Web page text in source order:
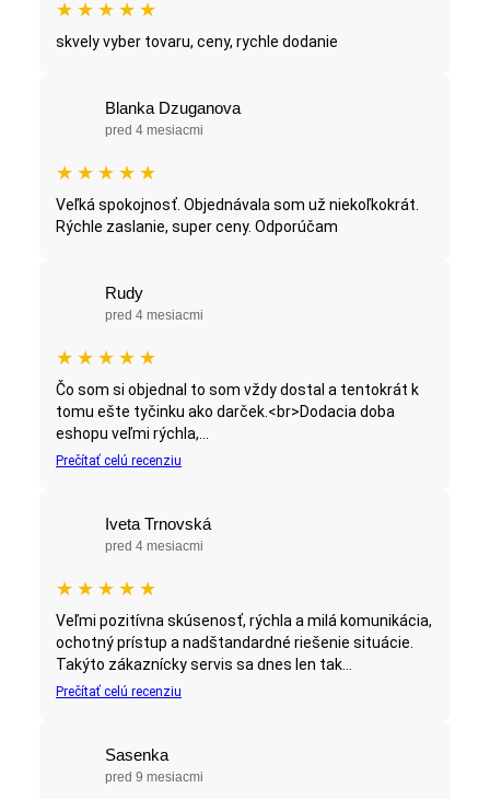
★ ★ ★ ★ ★
skvely vyber tovaru, ceny, rychle dodanie
Blanka Dzuganova
pred 4 mesiacmi
★ ★ ★ ★ ★
Veľká spokojnosť. Objednávala som už niekoľkokrát.
Rýchle zaslanie, super ceny. Odporúčam
Rudy
pred 4 mesiacmi
★ ★ ★ ★ ★
Čo som si objednal to som vždy dostal a tentokrát k
tomu ešte tyčinku ako darček.<br>Dodacia doba
eshopu veľmi rýchla,...
Prečítať celú recenziu
Iveta Trnovská
pred 4 mesiacmi
★ ★ ★ ★ ★
Veľmi pozitívna skúsenosť, rýchla a milá komunikácia,
ochotný prístup a nadštandardné riešenie situácie.
Takýto zákaznícky servis sa dnes len tak...
Prečítať celú recenziu
Sasenka
pred 9 mesiacmi